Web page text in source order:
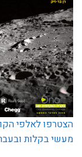
הצטרפו לאלפי
מעשי בקלות